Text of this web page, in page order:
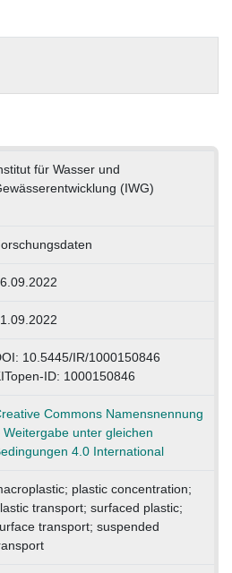
für Wasser und
(IWG)
10.5445/IR/1000150846
ID: 1000150846
Commons Namensnennung
Weitergabe unter gleichen
4.0 International
plastic concentration;
transport; surfaced plastic;
transport; suspended